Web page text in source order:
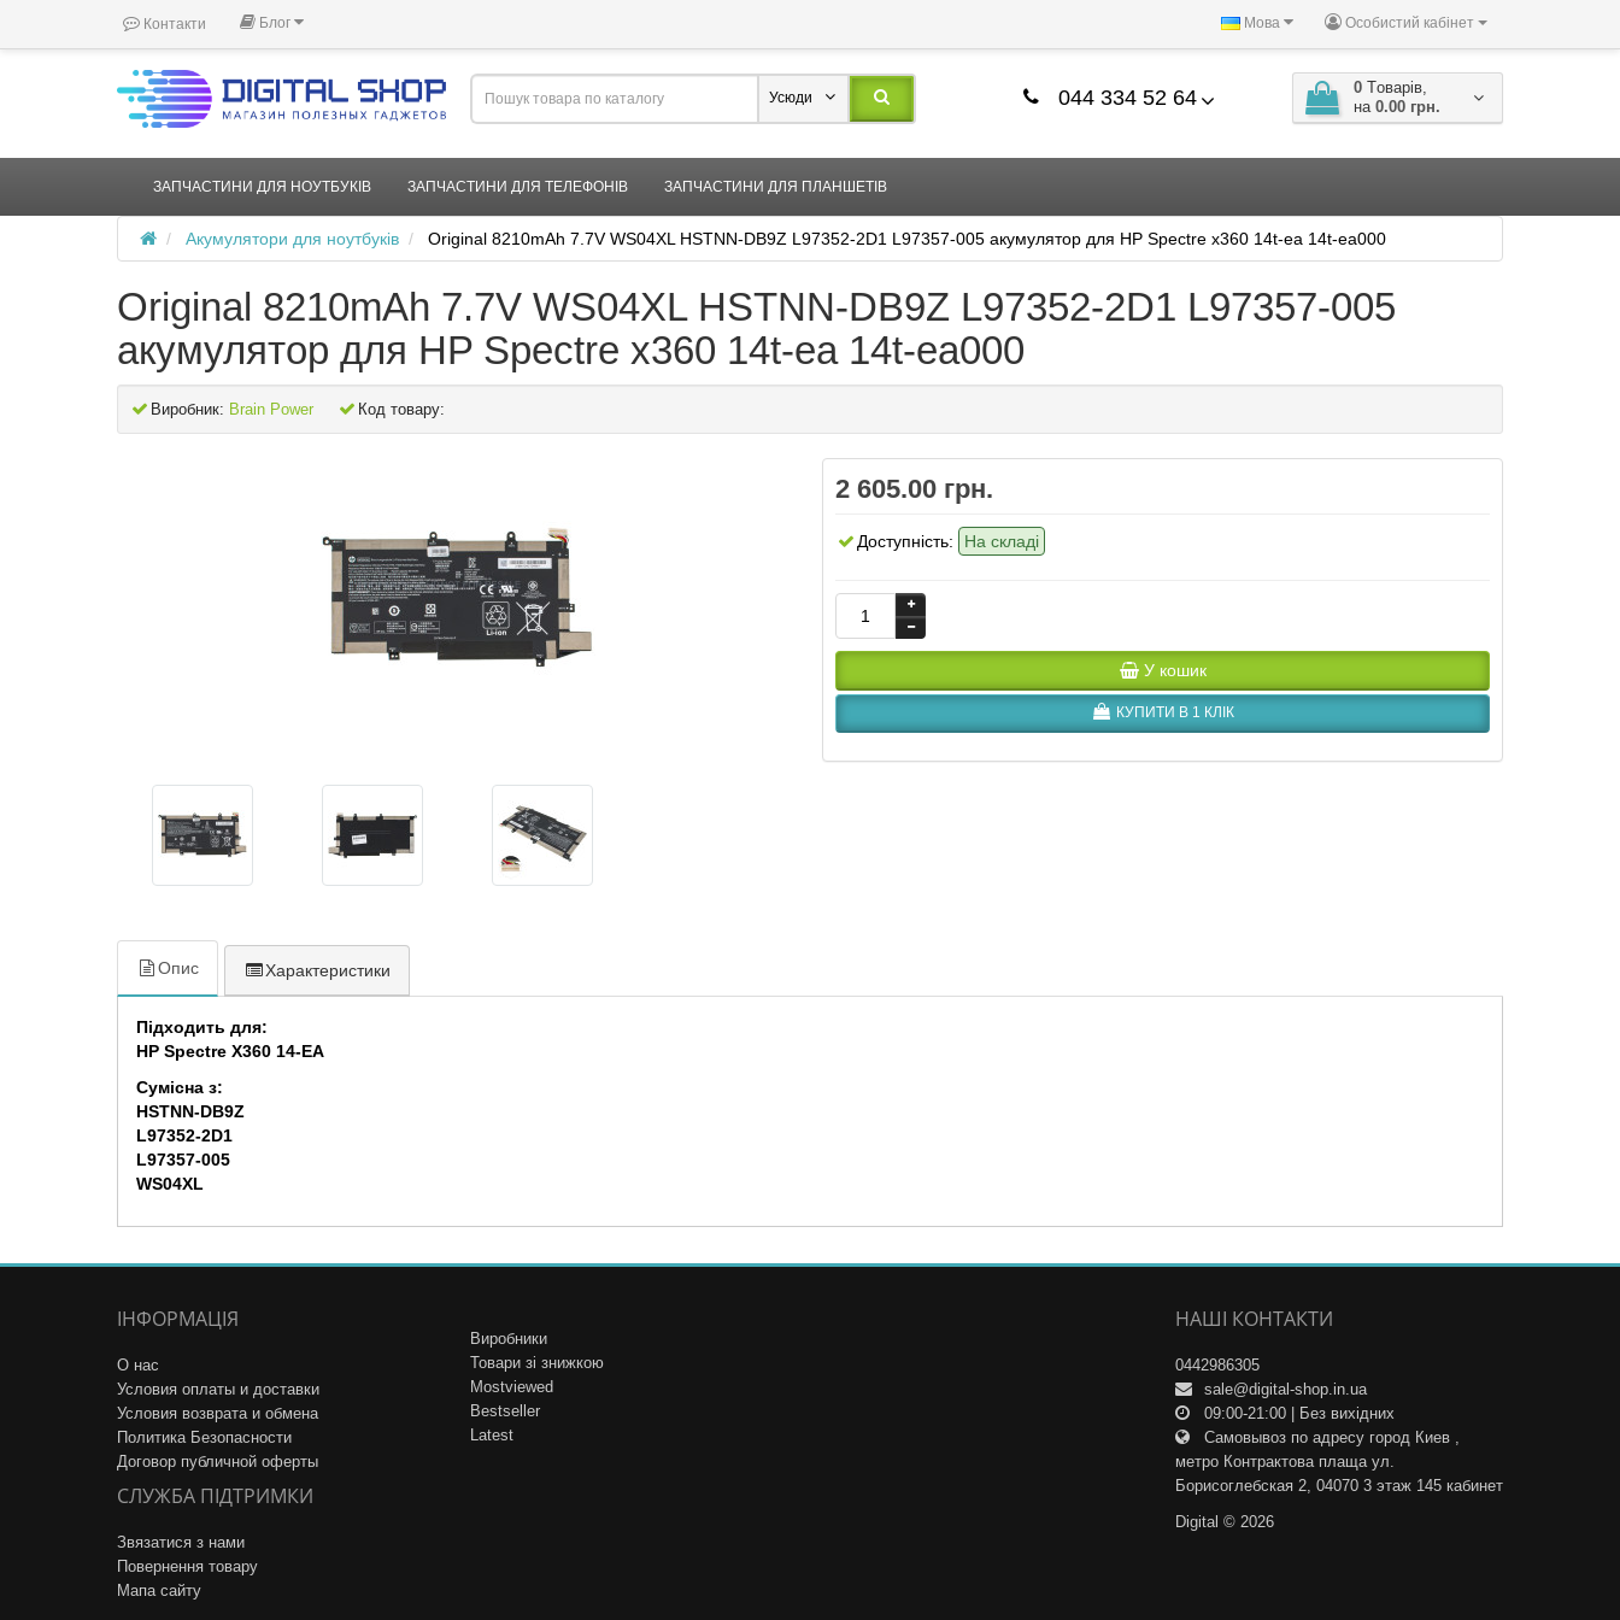
Контакти Блог Особистий кабінет
Мова
044 334 52 64 0 Tоварів,
на 0.00 грн.
Усюди
ЗАПЧАСТИНИ ДЛЯ НОУТБУКІВ ЗАПЧАСТИНИ ДЛЯ ТЕЛЕФОНІВ ЗАПЧАСТИНИ ДЛЯ ПЛАНШЕТІВ
Акумулятори для ноутбуків Original 8210mAh 7.7V WS04XL HSTNN-DB9Z L97352-2D1 L97357-005 акумулятор для HP Spectre x360 14t-ea 14t-ea000
Original 8210mAh 7.7V WS04XL HSTNN-DB9Z L97352-2D1 L97357-005
акумулятор для HP Spectre x360 14t-ea 14t-ea000
Виробник: Brain Power Код товару:
2 605.00 грн.
Доступність: На складі
У кошик
КУПИТИ В 1 КЛІК
Опис Характеристики
Підходить для:
HP Spectre X360 14-EA
Сумісна з:
HSTNN-DB9Z
L97352-2D1
L97357-005
WS04XL
ІНФОРМАЦІЯ
О нас
Условия оплаты и доставки
Условия возврата и обмена
Политика Безопасности
Договор публичной оферты
СЛУЖБА ПІДТРИМКИ
Звязатися з нами
Повернення товару
Мапа сайту
Виробники
Товари зі знижкою
Mostviewed
Bestseller
Latest
НАШІ КОНТАКТИ
0442986305
sale@digital-shop.in.ua
09:00-21:00 | Без вихідних
Самовывоз по адресу город Киев ,
метро Контрактова плаща ул.
Борисоглебская 2, 04070 3 этаж 145 кабинет
Digital © 2026